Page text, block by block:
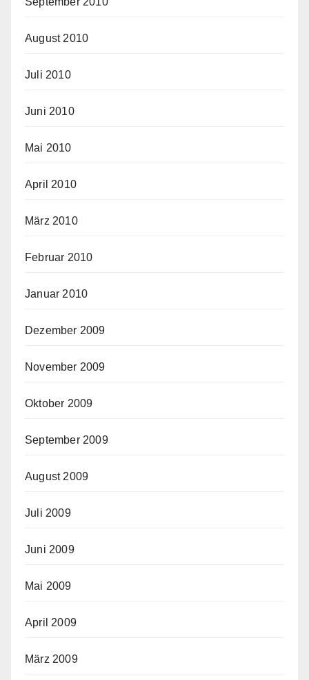
August 2010
Juli 2010
Juni 2010
Mai 2010
April 2010
März 2010
Februar 2010
Januar 2010
Dezember 2009
November 2009
Oktober 2009
September 2009
August 2009
Juli 2009
Juni 2009
Mai 2009
April 2009
März 2009